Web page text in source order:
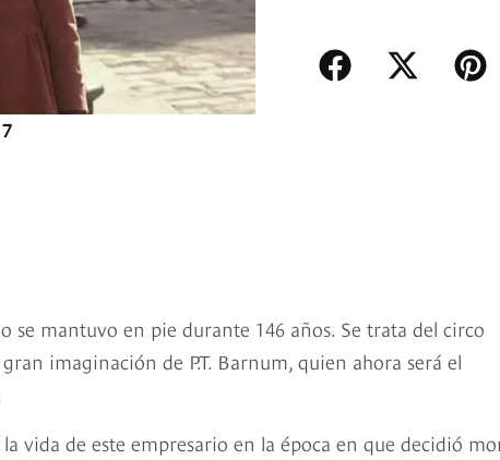
se mantuvo en pie durante 146 años. Se trata del circo
imaginación de P.T. Barnum, quien ahora será el
vida de este empresario en la época en que decidió